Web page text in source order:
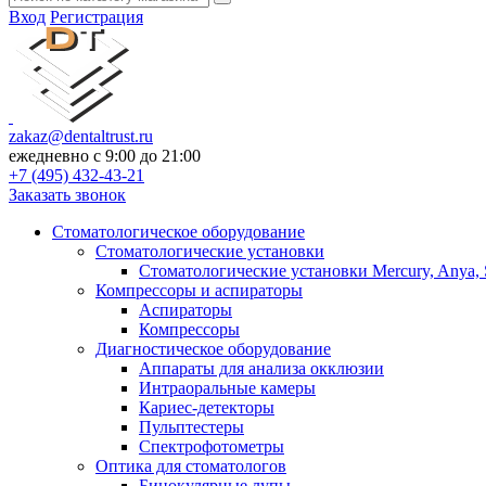
Вход Регистрация
zakaz@dentaltrust.ru
ежедневно с 9:00 до 21:00
+7 (495) 432-43-21
Заказать звонок
Стоматологическое оборудование
Стоматологические установки
Стоматологические установки Mercury, Anya,
Компрессоры и аспираторы
Аспираторы
Компрессоры
Диагностическое оборудование
Аппараты для анализа окклюзии
Интраоральные камеры
Кариес-детекторы
Пульптестеры
Спектрофотометры
Оптика для стоматологов